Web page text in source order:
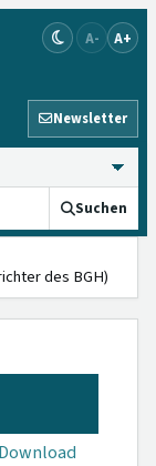
A- A+
Newsletter
Suchen
des BGH)